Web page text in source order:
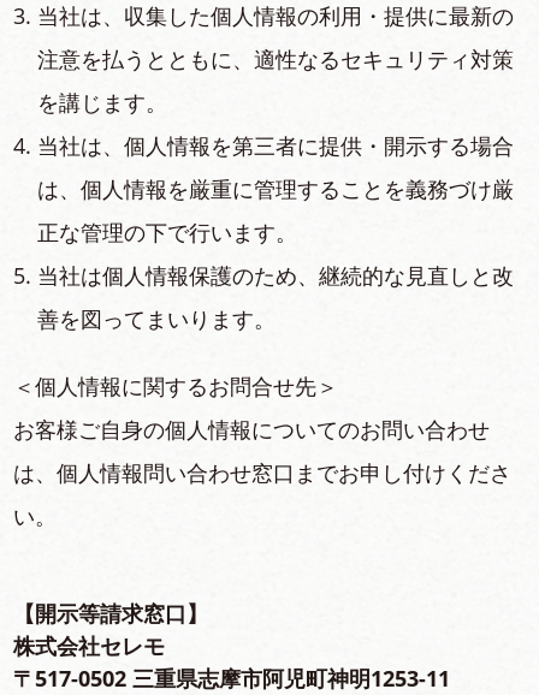
当社は、収集した個⼈情報の利⽤・提供に最新の
注意を払うとともに、適性なるセキュリティ対策
を講じます。
当社は、個⼈情報を第三者に提供・開⽰する場合
は、個⼈情報を厳重に管理することを義務づけ厳
正な管理の下で⾏います。
当社は個⼈情報保護のため、継続的な⾒直しと改
善を図ってまいります。
＜個⼈情報に関するお問合せ先＞
お客様ご⾃⾝の個⼈情報についてのお問い合わせ
は、個⼈情報問い合わせ窓⼝までお申し付けくださ
い。
【開⽰等請求窓⼝】
株式会社セレモ
〒517-0502 三重県志摩市阿児町神明1253-11